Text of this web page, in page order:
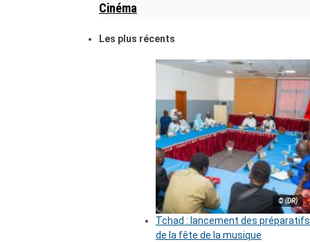
Cinéma
Les plus récents
© (DR)
Tchad : lancement des préparatifs
de la fête de la musique